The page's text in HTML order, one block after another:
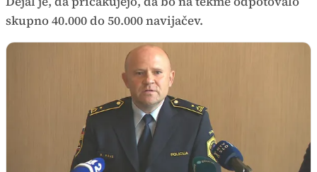
skupno 40.000 do 50.000 navijačev.